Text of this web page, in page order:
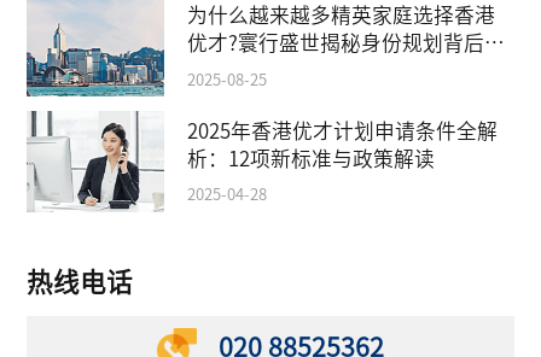
为什么越来越多精英家庭选择香港
优才?寰行盛世揭秘身份规划背后的
教育红利
2025-08-25
2025年香港优才计划申请条件全解
析：12项新标准与政策解读
2025-04-28
热线电话
020 88525362